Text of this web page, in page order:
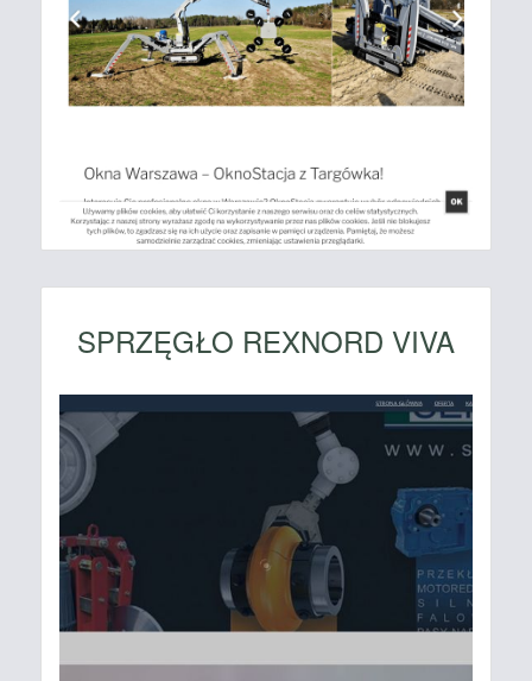
SPRZĘGŁO REXNORD VIVA